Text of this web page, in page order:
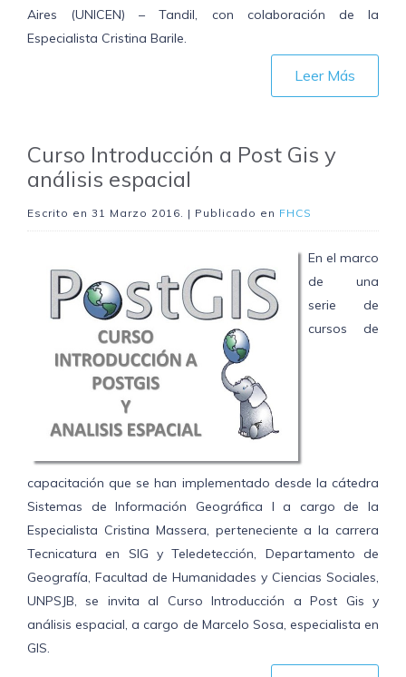
Aires (UNICEN) – Tandil, con colaboración de la
Especialista Cristina Barile.
Leer Más
Curso Introducción a Post Gis y
análisis espacial
Escrito en 31 Marzo 2016 . | Publicado en FHCS
En el marco
de una
serie de
cursos de
capacitación que se han implementado desde la cátedra
Sistemas de Información Geográfica I a cargo de la
Especialista Cristina Massera, perteneciente a la carrera
Tecnicatura en SIG y Teledetección, Departamento de
Geografía, Facultad de Humanidades y Ciencias Sociales,
UNPSJB, se invita al Curso Introducción a Post Gis y
análisis espacial, a cargo de Marcelo Sosa, especialista en
GIS.